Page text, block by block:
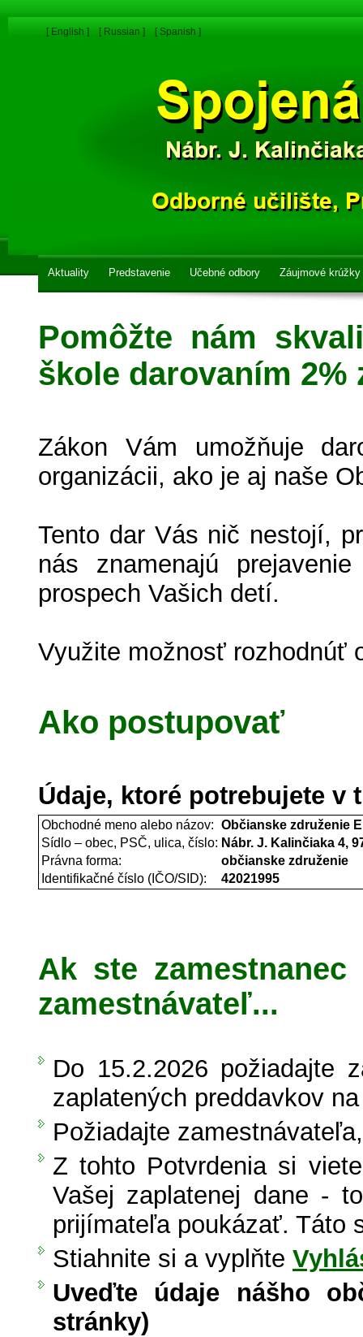
[ English ] [ Russian ] [ Spanish ]
Aktuality Predstavenie Učebné odbory Záujmové krúžky
Pomôžte nám
škole darovaním 2%
Zákon Vám umožňuje
organizácii, ako je aj naše
Tento dar Vás nič nestojí,
nás znamenajú
prospech Vašich detí.
Využite možnosť rozhodnúť
Ako postupovať
Údaje, ktoré potrebujete v
Obchodné meno alebo názov: Občianske združenie
Sídlo – obec, PSČ, ulica, číslo: Nábr. J. Kalinčiaka 4,
Právna forma:
občianske združenie
Identifikačné číslo (IČO/SID):
42021995
Ak ste
zamestnávateľ...
Do 15.2.2026 požiadajte
zaplatených preddavkov
Požiadajte
Z tohto Potvrdenia si
Vašej zaplatenej dane -
prijímateľa poukázať. Táto
Stiahnite si a vyplňte
Uveďte údaje nášho
stránky)